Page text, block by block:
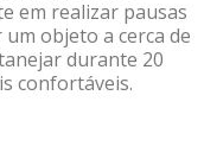
em realizar pausas
objeto a cerca de
durante 20
confortáveis.